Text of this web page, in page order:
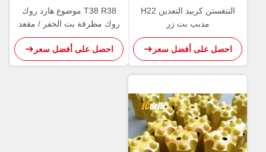
التنغستن كربيد التعدين H22
مدبب بت زر
احصل على أفضل سعر
T38 R38 موضوع هارد روك
روك مطرقة بت الحفر / مقعد
الحفر كربيد إدراج زر بت
احصل على أفضل سعر